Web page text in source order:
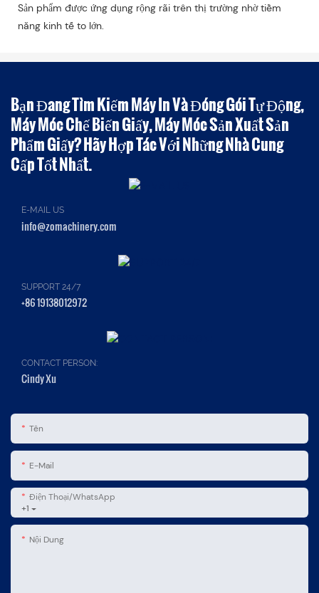
Sản phẩm được ứng dụng rộng rãi trên thị trường nhờ tiềm
năng kinh tế to lớn.
Bạn Đang Tìm Kiếm Máy In Và Đóng Gói Tự Động,
Máy Móc Chế Biến Giấy, Máy Móc Sản Xuất Sản
Phẩm Giấy? Hãy Hợp Tác Với Những Nhà Cung
Cấp Tốt Nhất.
E-MAIL US
info@zomachinery.com
SUPPORT 24/7
+86 19138012972
CONTACT PERSON:
Cindy Xu
Tên
E-Mail
+1
Điện Thoại/WhatsApp
Nội Dung